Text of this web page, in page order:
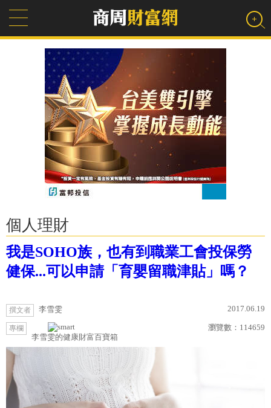
個人理財
我是SOHO族，也有到職業工會投保勞
健保...可以申請「育嬰留職津貼」嗎？
撰文者 李雪雯 2017.06.19
專欄
李雪雯的健康財富百寶箱
瀏覽數： 114659